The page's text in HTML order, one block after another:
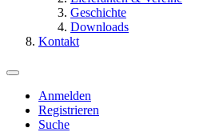
Geschichte
Downloads
Kontakt
Anmelden
Registrieren
Suche